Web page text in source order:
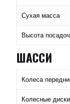
Сухая масса
Высота
ШАССИ
Колеса
Колесные диски